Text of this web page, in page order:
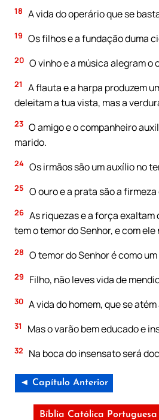
18 A vida do operário que se
19 Os filhos e a fundação duma
20 O vinho e a música alegram
21
A flauta e a harpa produzem
deleitam a tua vista, mas a
23 O amigo e o companheiro
marido.
24 Os irmãos são um auxílio no
25 O ouro e a prata são a
26 As riquezas e a força
tem o temor do Senhor, e com
28 O temor do Senhor é como
29 Filho, não leves vida de
30 A vida do homem, que se
31 Mas o varão bem educado e
32 Na boca do insensato será
◄ Capítulo Anterior
Bíblia Católica Portuguesa